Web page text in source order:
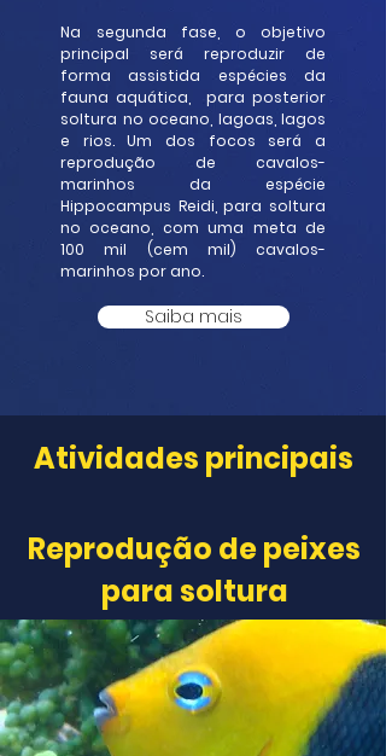
Na segunda fase, o objetivo
principal será reproduzir de
forma assistida espécies da
fauna aquática, para posterior
soltura no oceano, lagoas, lagos
e rios. Um dos focos será a
reprodução de cavalos-
marinhos da espécie
Hippocampus Reidi, para soltura
no oceano, com uma meta de
100 mil (cem mil) cavalos-
marinhos por ano.
Saiba mais
Atividades principais
Reprodução de peixes
para soltura